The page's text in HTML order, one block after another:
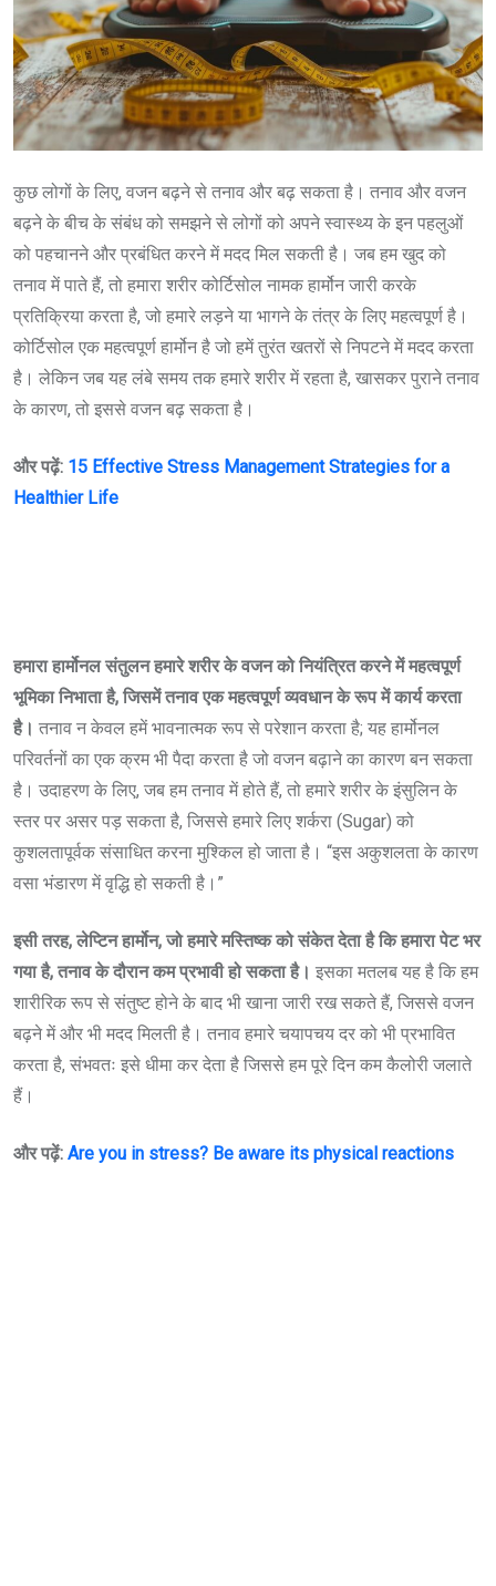
कुछ लोगों के लिए, वजन बढ़ने से तनाव और बढ़ सकता है। तनाव और वजन
बढ़ने के बीच के संबंध को समझने से लोगों को अपने स्वास्थ्य के इन पहलुओं
को पहचानने और प्रबंधित करने में मदद मिल सकती है। जब हम खुद को
तनाव में पाते हैं, तो हमारा शरीर कोर्टिसोल नामक हार्मोन जारी करके
प्रतिक्रिया करता है, जो हमारे लड़ने या भागने के तंत्र के लिए महत्वपूर्ण है।
कोर्टिसोल एक महत्वपूर्ण हार्मोन है जो हमें तुरंत खतरों से निपटने में मदद करता
है। लेकिन जब यह लंबे समय तक हमारे शरीर में रहता है, खासकर पुराने तनाव
के कारण, तो इससे वजन बढ़ सकता है।
और पढ़ें: 15 Effective Stress Management Strategies for a
Healthier Life
हमारा हार्मोनल संतुलन हमारे शरीर के वजन को नियंत्रित करने में महत्वपूर्ण
भूमिका निभाता है, जिसमें तनाव एक महत्वपूर्ण व्यवधान के रूप में कार्य करता
है। तनाव न केवल हमें भावनात्मक रूप से परेशान करता है; यह हार्मोनल
परिवर्तनों का एक क्रम भी पैदा करता है जो वजन बढ़ाने का कारण बन सकता
है। उदाहरण के लिए, जब हम तनाव में होते हैं, तो हमारे शरीर के इंसुलिन के
स्तर पर असर पड़ सकता है, जिससे हमारे लिए शर्करा (Sugar) को
कुशलतापूर्वक संसाधित करना मुश्किल हो जाता है। “इस अकुशलता के कारण
वसा भंडारण में वृद्धि हो सकती है।”
इसी तरह, लेप्टिन हार्मोन, जो हमारे मस्तिष्क को संकेत देता है कि हमारा पेट भर
गया है, तनाव के दौरान कम प्रभावी हो सकता है। इसका मतलब यह है कि हम
शारीरिक रूप से संतुष्ट होने के बाद भी खाना जारी रख सकते हैं, जिससे वजन
बढ़ने में और भी मदद मिलती है। तनाव हमारे चयापचय दर को भी प्रभावित
करता है, संभवतः इसे धीमा कर देता है जिससे हम पूरे दिन कम कैलोरी जलाते
हैं।
और पढ़ें: Are you in stress? Be aware its physical reactions